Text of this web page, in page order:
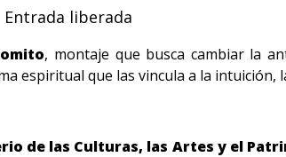
liberada
, montaje que busca cambiar la
espiritual que las vincula a la intuición,
de las Culturas, las Artes y el